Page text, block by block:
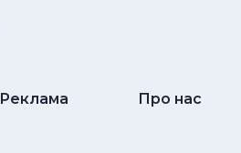
Реклама Про нас